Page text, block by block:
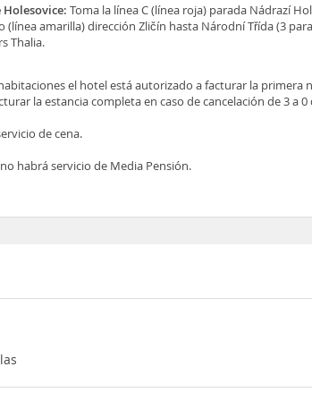
Toma la línea C (línea roja) parada Nádrazí
(línea amarilla) dirección Zličín hasta Národní Třída (3
Thalia.
el hotel está autorizado a facturar la primera
la estancia completa en caso de cancelación de 3 a
de cena.
habrá servicio de Media Pensión.